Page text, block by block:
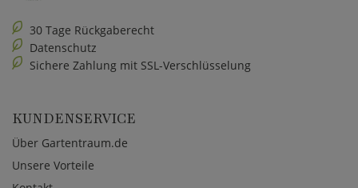
30 Tage Rückgaberecht
Datenschutz
Sichere Zahlung mit SSL-Verschlüsselung
KUNDENSERVICE
Über Gartentraum.de
Unsere Vorteile